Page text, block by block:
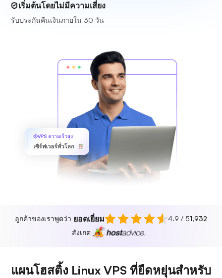
เริ่มต้นโดยไม่มีความเสี่ยง
รับประกันคืนเงินภายใน 30 วัน
VPS ความเร็วสูง
เซิร์ฟเวอร์ทั่วโลก
ลูกค้าของเราพูดว่า ยอดเยี่ยม 4.9 / 51,932
สังเกต
แผนโฮสติ้ง Linux VPS ที่ยืดหยุ่นสำหรับ